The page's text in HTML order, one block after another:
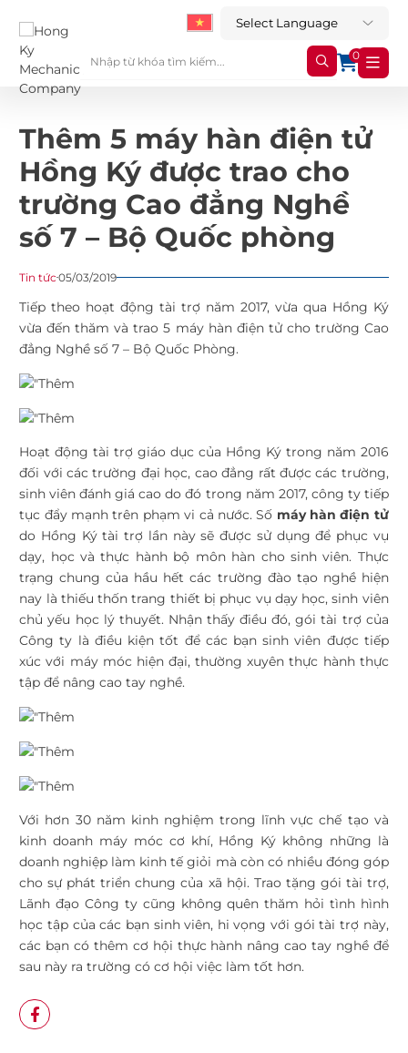
0
Thêm 5 máy hàn điện tử
Hồng Ký được trao cho
trường Cao đẳng Nghề
số 7 – Bộ Quốc phòng
Tin tức05/03/2019
Tiếp theo hoạt động tài trợ năm 2017, vừa qua Hồng Ký
vừa đến thăm và trao 5 máy hàn điện tử cho trường Cao
đẳng Nghề số 7 – Bộ Quốc Phòng.
Hoạt động tài trợ giáo dục của Hồng Ký trong năm 2016
đối với các trường đại học, cao đẳng rất được các trường,
sinh viên đánh giá cao do đó trong năm 2017, công ty tiếp
tục đẩy mạnh trên phạm vi cả nước. Số máy hàn điện tử
do Hồng Ký tài trợ lần này sẽ được sử dụng để phục vụ
dạy, học và thực hành bộ môn hàn cho sinh viên. Thực
trạng chung của hầu hết các trường đào tạo nghề hiện
nay là thiếu thốn trang thiết bị phục vụ dạy học, sinh viên
chủ yếu học lý thuyết. Nhận thấy điều đó, gói tài trợ của
Công ty là điều kiện tốt để các bạn sinh viên được tiếp
xúc với máy móc hiện đại, thường xuyên thực hành thực
tập để nâng cao tay nghề.
Với hơn 30 năm kinh nghiệm trong lĩnh vực chế tạo và
kinh doanh máy móc cơ khí, Hồng Ký không những là
doanh nghiệp làm kinh tế giỏi mà còn có nhiều đóng góp
cho sự phát triển chung của xã hội. Trao tặng gói tài trợ,
Lãnh đạo Công ty cũng không quên thăm hỏi tình hình
học tập của các bạn sinh viên, hi vọng với gói tài trợ này,
các bạn có thêm cơ hội thực hành nâng cao tay nghề để
sau này ra trường có cơ hội việc làm tốt hơn.